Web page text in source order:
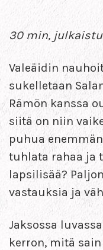
30 min, julkaistu
Valeäidin
sukelletaan
Rämön kanssa
siitä on niin
puhua
tuhlata rahaa ja
lapsilisää?
vastauksia ja
Jaksossa
kerron, mitä